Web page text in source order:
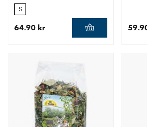
S
64.90 kr